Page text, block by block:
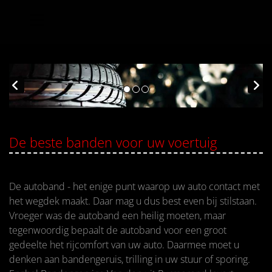
De beste banden voor uw voertuig
De autoband - het enige punt waarop uw auto contact met
het wegdek maakt. Daar mag u dus best even bij stilstaan.
Vroeger was de autoband een heilig moeten, maar
tegenwoordig bepaalt de autoband voor een groot
gedeelte het rijcomfort van uw auto. Daarmee moet u
denken aan bandengeruis, trilling in uw stuur of sporing.